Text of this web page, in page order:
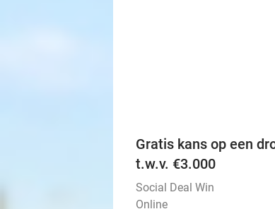
Gratis kans op een
t.w.v. €3.000
Social Deal Win
Online